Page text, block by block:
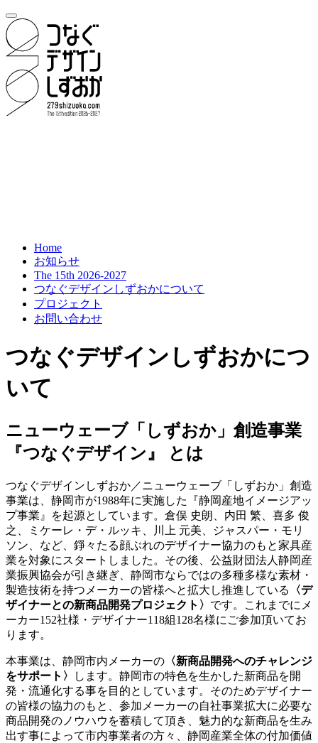
Home
お知らせ
The 15th 2026-2027
つなぐデザインしずおかについて
プロジェクト
お問い合わせ
つなぐデザインしずおかにつ
いて
ニューウェーブ「しずおか」創造事業
『つなぐデザイン』 とは
つなぐデザインしずおか／ニューウェーブ「しずおか」創造
事業は、静岡市が1988年に実施した『静岡産地イメージアッ
プ事業』を起源としています。倉俣 史朗、内田 繁、喜多 俊
之、ミケーレ・デ・ルッキ、川上 元美、ジャスパー・モリ
ソン、など、錚々たる顔ぶれのデザイナー協力のもと家具産
業を対象にスタートしました。その後、公益財団法人静岡産
業振興協会が引き継ぎ、静岡市ならではの多種多様な素材・
製造技術を持つメーカーの皆様へと拡大し推進している
〈デ
ザイナーとの新商品開発プロジェクト〉 です。これまでにメ
ーカー152社様・デザイナー118組128名様にご参加頂いてお
ります。
本事業は、静岡市内メーカーの 〈新商品開発へのチャレンジ
をサポート〉
します。静岡市の特色を生かした新商品を開
発・流通化する事を目的としています。そのためデザイナー
の皆様の協力のもと、参加メーカーの自社事業拡大に必要な
商品開発のノウハウを蓄積して頂き、魅力的な新商品を生み
出す事によって市内事業者の方々、静岡産業全体の付加価値